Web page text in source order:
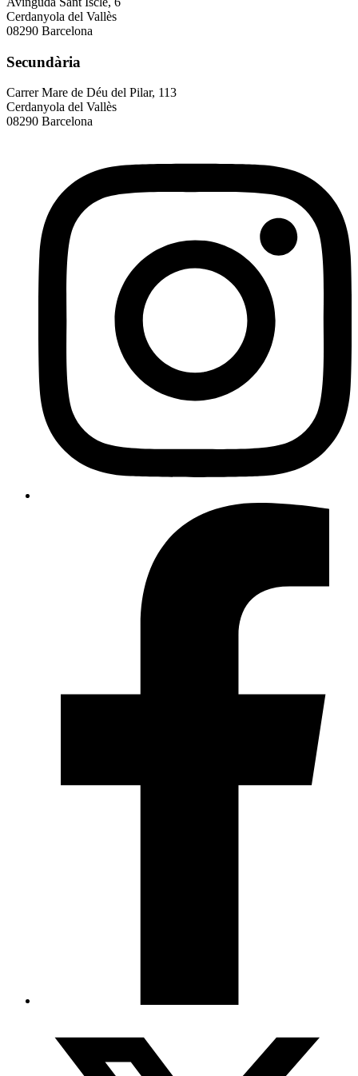
Cerdanyola del Vallès
08290 Barcelona
Secundària
Carrer Mare de Déu del Pilar, 113
Cerdanyola del Vallès
08290 Barcelona